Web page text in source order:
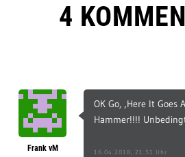
4
Frank vM
OK Go, ‚Here It Goes
Hammer!!!!
16.04.2018, 21:51 Uhr